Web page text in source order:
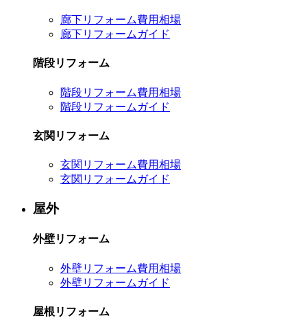
廊下リフォーム費用相場
廊下リフォームガイド
階段リフォーム
階段リフォーム費用相場
階段リフォームガイド
玄関リフォーム
玄関リフォーム費用相場
玄関リフォームガイド
屋外
外壁リフォーム
外壁リフォーム費用相場
外壁リフォームガイド
屋根リフォーム